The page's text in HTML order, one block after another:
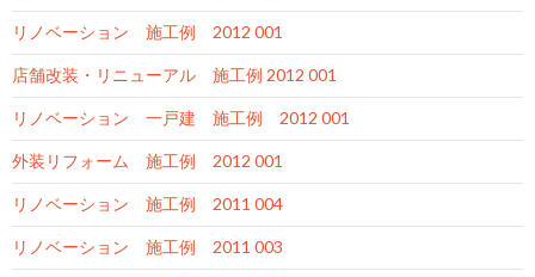
リノベーション 施工例 2012 001
店舗改装・リニューアル 施工例 2012 001
リノベーション 一戸建 施工例 2012 001
外装リフォーム 施工例 2012 001
リノベーション 施工例 2011 004
リノベーション 施工例 2011 003